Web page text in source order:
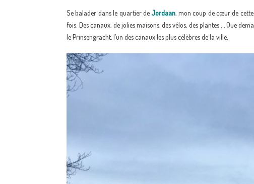
Se balader dans le quartier deJordaan, mon coup de cœur de cette
fois. Des canaux, de jolies maisons, des vélos, des plantes … Que
le Prinsengracht, l’un des canaux les plus célèbres de la ville.